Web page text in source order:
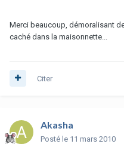
Merci beaucoup, démoralisant
caché dans la maisonnette...
Citer
Akasha
Posté le 11 mars 2010